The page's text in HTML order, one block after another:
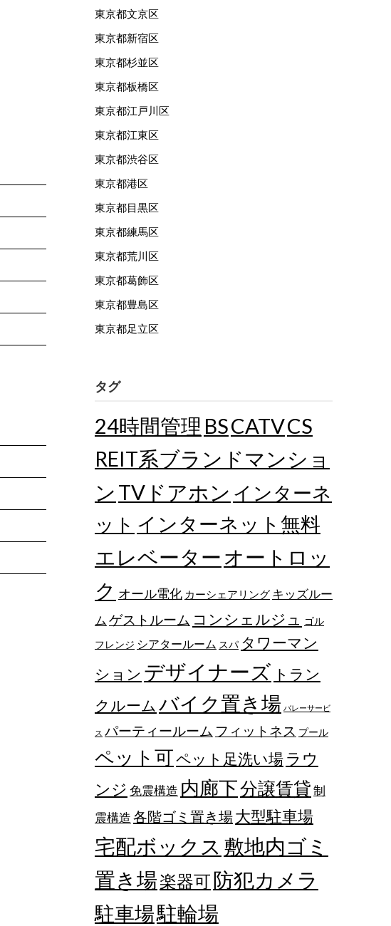
東京都文京区
東京都新宿区
東京都杉並区
東京都板橋区
東京都江戸川区
東京都江東区
東京都渋谷区
東京都港区
東京都目黒区
東京都練馬区
東京都荒川区
東京都葛飾区
東京都豊島区
東京都足立区
タグ
24時間管理 BSCATVCS
REIT系ブランドマンショ
ン TVドアホン インターネ
ット インターネット無料
エレベーター オートロッ
ク オール電化 カーシェアリング キッズルー
ム ゲストルーム コンシェルジュ
ゴル
フレンジ シアタールーム スパ タワーマン
ション デザイナーズ トラン
クルーム バイク置き場 バレーサービ
ス パーティールーム フィットネス プール
ペット可ペット足洗い場 ラウ
ンジ 免震構造 内廊下分譲賃貸制
震構造各階ゴミ置き場大型駐車場
宅配ボックス 敷地内ゴミ
置き場楽器可防犯カメラ
駐車場駐輪場